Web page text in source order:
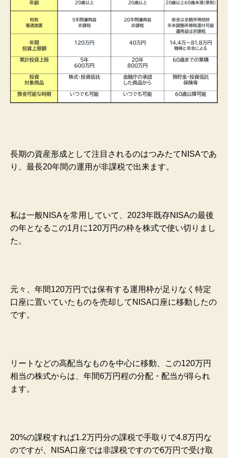
長期の資産形成として注目されるのはつみたてNISAであ
り、最長20年間の運用が非課税で出来ます。
私は一般NISAを常用していて、2023年既存NISAの最後
の年となるこの1月に120万円の枠を株式で使い切りまし
た。
元々、年間120万円では保有する運用枠が足りなく特定
口座に置いていたものを売却してNISA口座に移動したの
です。
リートなどの高配当なものを中心に移動、この120万円
相当の株式からは、年間6万円程の分配・配当が得られ
ます。
20%の課税すれば1.2万円分の課税で手取りで4.8万円な
のですが、NISA口座では非課税ですので6万円で受け取